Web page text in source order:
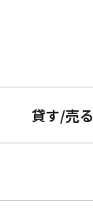
貸す/売る